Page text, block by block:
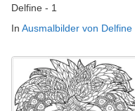
Delfine - 1
In Ausmalbilder von Delfine